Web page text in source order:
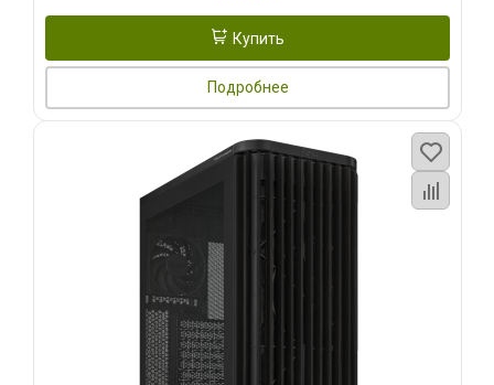
Купить
Подробнее